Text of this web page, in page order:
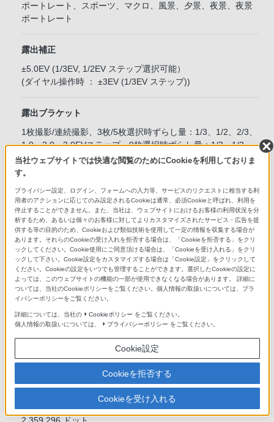
ポートレート、スポーツ、マクロ、風景、夕景、夜景、夜景
ポートレート
露出補正
±5.0EV (1/3EV, 1/2EV ステップ選択可能）
(ダイヤル操作時 ： ±3EV (1/3EV ステップ))
露出ブラケット
1枚撮影/連続撮影、3枚/5枚選択時ずらし量：1/3、1/2、2/3、
1.0、2.0、3.0EVステップ、9枚選択時ずらし量：1/3、1/2、
2/3、1.0EVステップ
AEロック
半押し時AEロック（オート、入、切 選択可）
ISO感度（推奨露光指数）
静止画撮影時：ISO100-51200(拡張：下限ISO50、上限ISO20
4800)、AUTO (ISO100-12800、上限/下限設定可能）
動画撮影時：ISO100-51200相当(拡張：上限ISO102400)、A
UTO（ISO100-12800相当、上限/下限設定可能）
ファインダー
1.3cm（0.5型）電子式ビューファインダー
当社ウェブサイトでは快適な閲覧のためにCookieを利用しておりま
す。
プライバシー設定、ログイン、フォームへの入力等、サービスのリクエストに相当する利
用者のアクションに応じてのみ設定されるCookieは通常、必須Cookieと呼ばれ、利用を
停止することができません。また、当社は、ウェブサイトにおけるお客様の利用状況を分
析するため、あるいは個々のお客様に対してよりカスタマイズされたサービス・広告を提
供する等の目的のため、Cookieおよび類似技術を使用して一定の情報を収集する場合が
あります。それらのCookieの受け入れを拒否する場合は、「Cookieを拒否する」をクリ
ックしてください。Cookie使用にご同意頂ける場合は、「Cookieを受け入れる」をクリ
ックして下さい。Cookie設定をカスタマイズする場合は「Cookie設定」をクリックして
ください。Cookieの設定をいつでも管理することができます。選択したCookieの設定に
よっては、このウェブサイトの機能の一部が使用できなくなる場合があります。 詳細に
ついては、当社のCookieポリシーをご覧ください。個人情報の取扱いについては、プラ
イバシーポリシーをご覧ください。
詳細については、当社の Cookieポリシー をご覧ください。
個人情報の取扱いについては、
プライバシーポリシー をご覧ください。
Cookie設定
Cookieを拒否する
Cookieを受け入れる